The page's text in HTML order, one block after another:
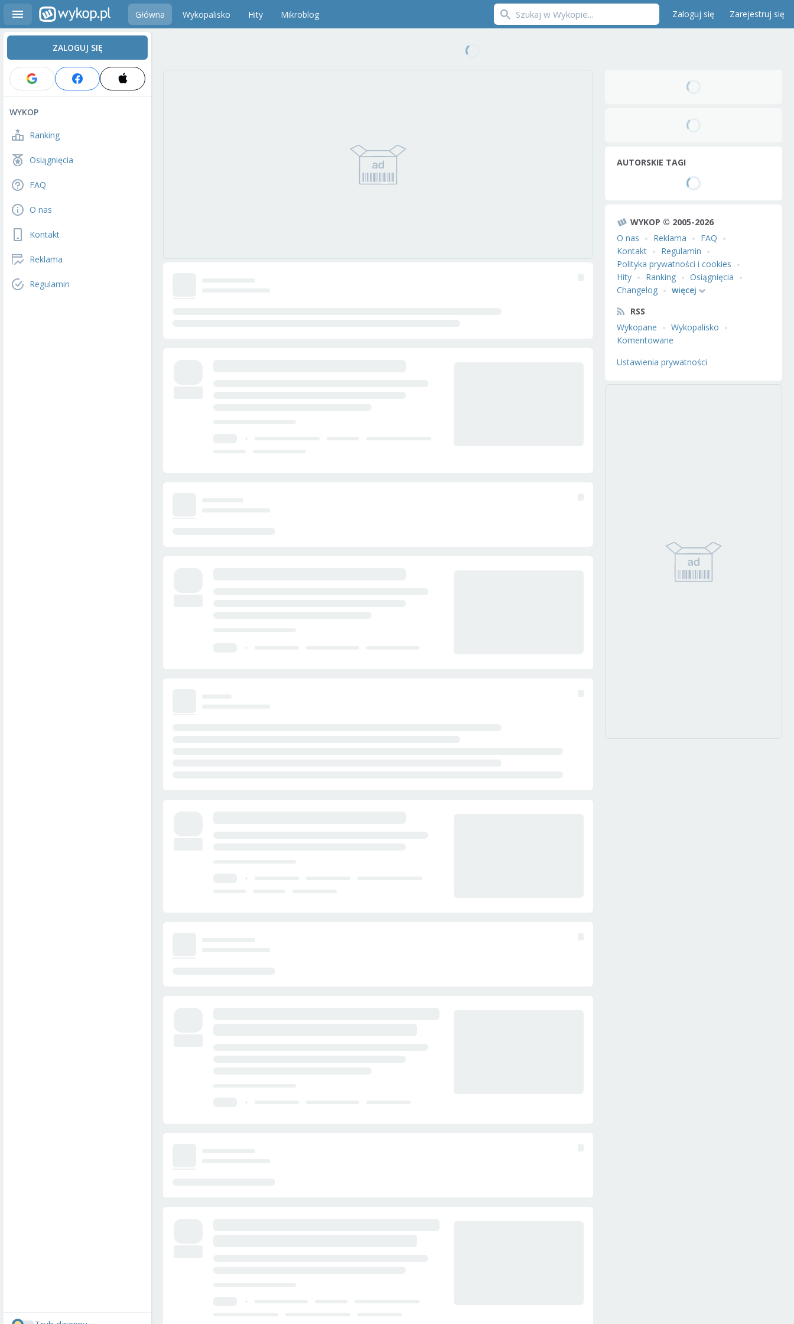
Główna Wykopalisko Hity Mikroblog Zaloguj się Zarejestruj się
ZALOGUJ SIĘ
WYKOP
Ranking
Osiągnięcia
FAQ
O nas
Kontakt
Reklama
Regulamin
AUTORSKIE TAGI
WYKOP © 2005-2026
O nas
Reklama
FAQ
Kontakt
Regulamin
Polityka prywatności i cookies
Hity
Ranking
Osiągnięcia
Changelog
więcej
RSS
Wykopane
Wykopalisko
Komentowane
Ustawienia prywatności